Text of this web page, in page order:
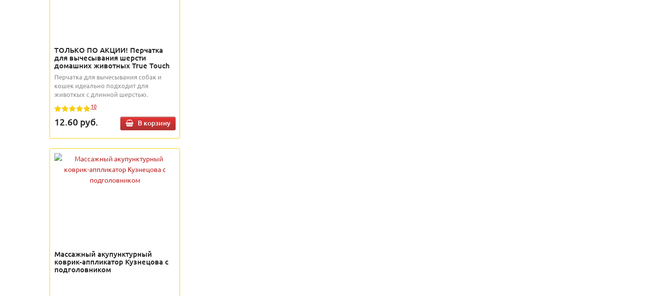
ТОЛЬКО ПО АКЦИИ! Перчатка
для вычесывания шерсти
домашних животных True Touch
Перчатка для вычесывания собак и
кошек идеально подходит для
животкых с длинной шерстью.
10
12.60 руб. В корзину
Массажный акупунктурный
коврик-аппликатор Кузнецова с
подголовником